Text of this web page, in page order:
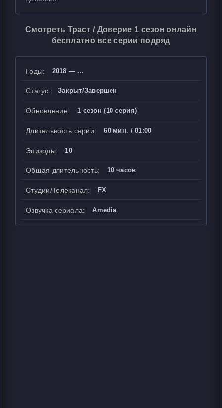
Смотреть Траст / Доверие 1 сезон онлайн
бесплатно все серии подряд
Годы: 2018 — ...
Статус: Закрыт/Завершен
Обновление: 1 сезон (10 серия)
Длительность серии: 60 мин. / 01:00
Эпизоды: 10
Общая длительность: 10 часов
Студии/Телеканал: FX
Озвучка сериала: Amedia